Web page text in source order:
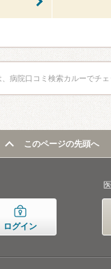
病院口コミ検索カルーでチェ
このページの先頭へ
ログイン